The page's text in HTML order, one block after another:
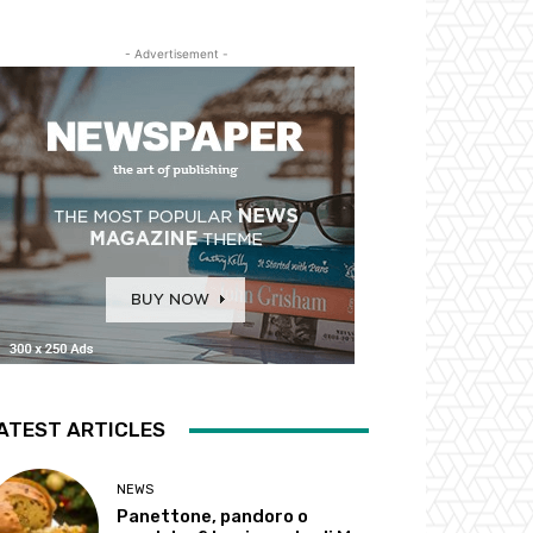
- Advertisement -
ARTICLES
NEWS
Panettone, pandoro o